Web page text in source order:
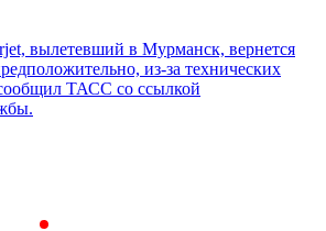
вылетевший в Мурманск, вернется
из-за технических
ТАСС со ссылкой